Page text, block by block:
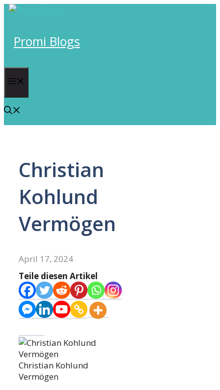
Skip
Promi Blogs
Christian
Kohlund
Vermögen
April 17, 2024
Teile diesen Artikel
Christian Kohlund
Vermögen